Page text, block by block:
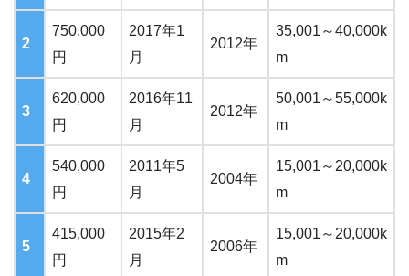
2
750,000
円
2017年1
月
2012年
35,001～40,000k
m
3
620,000
円
2016年11
月
2012年
50,001～55,000k
m
4
540,000
円
2011年5
月
2004年
15,001～20,000k
m
5
415,000
円
2015年2
月
2006年
15,001～20,000k
m